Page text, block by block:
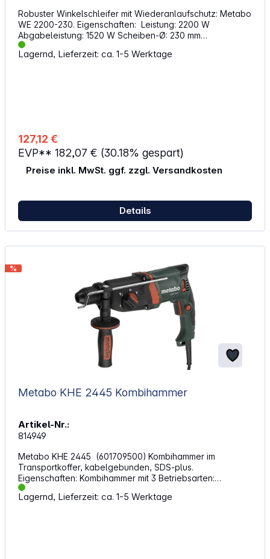
Robuster Winkelschleifer mit Wiederanlaufschutz: Metabo
WE 2200-230. Eigenschaften: Leistung: 2200 W
Abgabeleistung: 1520 W Scheiben-Ø: 230 mm
Spindelgewinde: M 14 Leerlaufdrehzahl: 6600 /min
Drehzahl bei Nennlast: 4300 /min Drehmoment: 13.5 Nm
Lagernd, Lieferzeit: ca. 1-5 Werktage
127,12 €
EVP** 182,07 € (30.18% gespart)
Preise inkl. MwSt. ggf. zzgl. Versandkosten
Details
%
Metabo KHE 2445 Kombihammer
Artikel-Nr.:
814949
Metabo KHE 2445 (601709500) Kombihammer im
Transportkoffer, kabelgebunden, SDS-plus.
Eigenschaften: Kombihammer mit 3 Betriebsarten:
Hammerbohren, Bohren und Meißeln Vario (V)-Elektronik
für materialgerechte Drehzahlen Metabo S-automatic
Lagernd, Lieferzeit: ca. 1-5 Werktage